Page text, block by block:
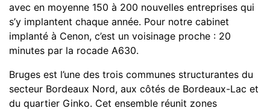
avec en moyenne 150 à 200 nouvelles entreprises qui
s’y implantent chaque année. Pour notre cabinet
implanté à Cenon, c’est un voisinage proche : 20
minutes par la rocade A630.
Bruges est l’une des trois communes structurantes du
secteur Bordeaux Nord, aux côtés de Bordeaux-Lac et
du quartier Ginko. Cet ensemble réunit zones